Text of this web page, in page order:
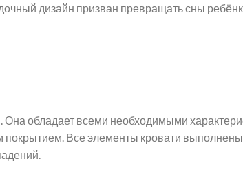
дизайн призван превращать сны
обладает всеми необходимыми
Все элементы кровати выполнены